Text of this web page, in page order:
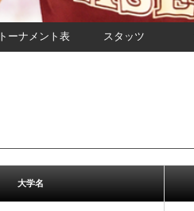
トーナメント表 スタッツ
大学名